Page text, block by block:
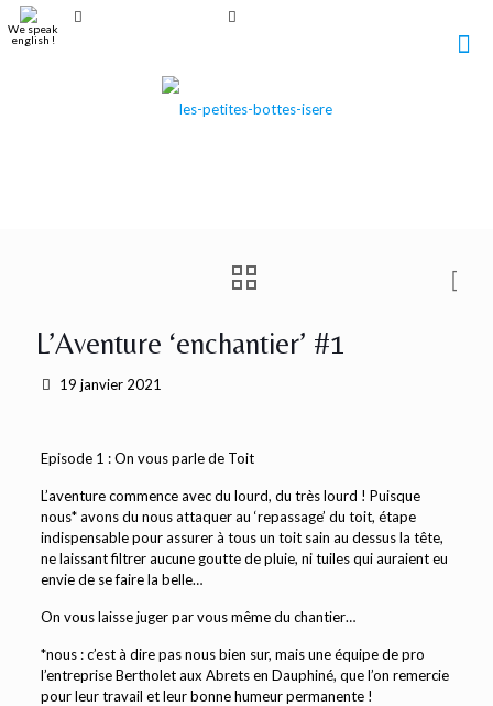
We speak
english !
L’Aventure ‘enchantier’ #1
19 janvier 2021
Episode 1 : On vous parle de Toit
L’aventure commence avec du lourd, du très lourd ! Puisque
nous* avons du nous attaquer au ‘repassage’ du toit, étape
indispensable pour assurer à tous un toit sain au dessus la tête,
ne laissant filtrer aucune goutte de pluie, ni tuiles qui auraient eu
envie de se faire la belle…
On vous laisse juger par vous même du chantier…
*nous : c’est à dire pas nous bien sur, mais une équipe de pro
l’entreprise Bertholet aux Abrets en Dauphiné, que l’on remercie
pour leur travail et leur bonne humeur permanente !